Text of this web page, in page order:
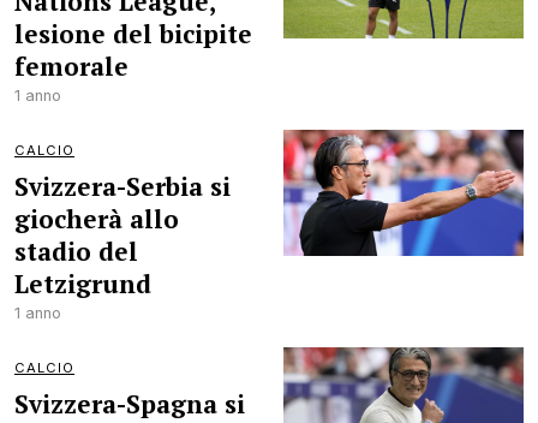
lesione del bicipite
femorale
1 anno
CALCIO
Svizzera-Serbia si
giocherà allo
stadio del
Letzigrund
1 anno
CALCIO
Svizzera-Spagna si